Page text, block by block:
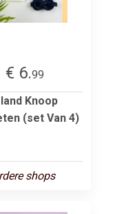
€ 6.99
Knoop
(set Van 4)
shops